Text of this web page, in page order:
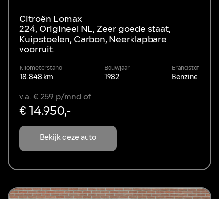
Citroën Lomax
224, Origineel NL, Zeer goede staat,
Kuipstoelen, Carbon, Neerklapbare
voorruit.
Kilometerstand
18.848 km
Bouwjaar
1982
Brandstof
Benzine
Bekijk deze auto
v.a. € 259 p/mnd of
€ 14.950,-